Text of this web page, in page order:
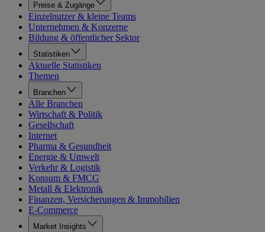
Preise & Zugänge
Einzelnutzer & kleine Teams
Unternehmen & Konzerne
Bildung & öffentlicher Sektor
Statistiken
Aktuelle Statistiken
Themen
Branchen
Alle Branchen
Wirtschaft & Politik
Gesellschaft
Internet
Pharma & Gesundheit
Energie & Umwelt
Verkehr & Logistik
Konsum & FMCG
Metall & Elektronik
Finanzen, Versicherungen & Immobilien
E-Commerce
Market Insights